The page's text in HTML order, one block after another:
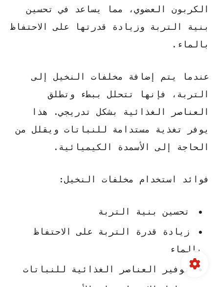
الكربون العضوي، مما يساعد في تحسين
بنية التربة وزيادة قدرتها على الاحتفاظ
بالماء.
عندما يتم إضافة مخلفات النخيل إلى
التربة، فإنها تتحلل ببطء وتطلق
العناصر الغذائية بشكل تدريجي. هذا
يوفر تغذية مستدامة للنباتات ويقلل من
الحاجة إلى الأسمدة الكيميائية.
فوائد استخدام مخلفات النخيل:
تحسين بنية التربة
زيادة قدرة التربة على الاحتفاظ
بالماء
توفير العناصر الغذائية للنباتات